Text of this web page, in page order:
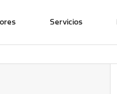
Servicios